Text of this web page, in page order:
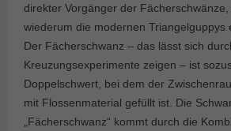
direkter Vorgänger der
wiederum die modernen Triangelguppys
Der Fächerschwanz – das lässt sich
Kreuzungsexperimente zeigen – ist
Doppelschwert, bei dem der
mit Flossen­material gefüllt ist. Die
„Fächerschwanz“ kommt durch die